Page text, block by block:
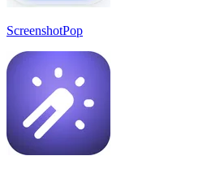
ScreenshotPop